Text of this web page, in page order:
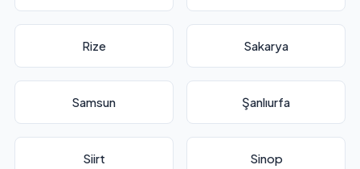
Rize Sakarya
Samsun Şanlıurfa
Siirt Sinop